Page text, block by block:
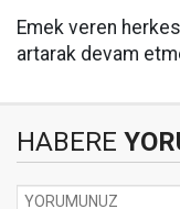
Emek veren
artarak devam
HABERE